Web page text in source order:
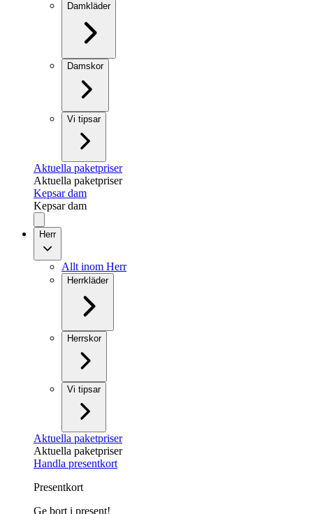
Damkläder
Damskor
Vi tipsar
Aktuella paketpriser
Aktuella paketpriser
Kepsar dam
Kepsar dam
Herr
Allt inom Herr
Herrkläder
Herrskor
Vi tipsar
Aktuella paketpriser
Aktuella paketpriser
Handla presentkort
Presentkort
Ge bort i present!